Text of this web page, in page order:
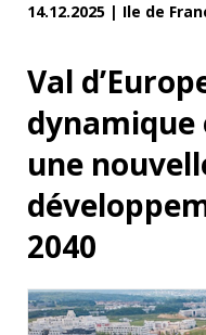
14.12.2025 | Ile de
Val
dynamique
une
2040